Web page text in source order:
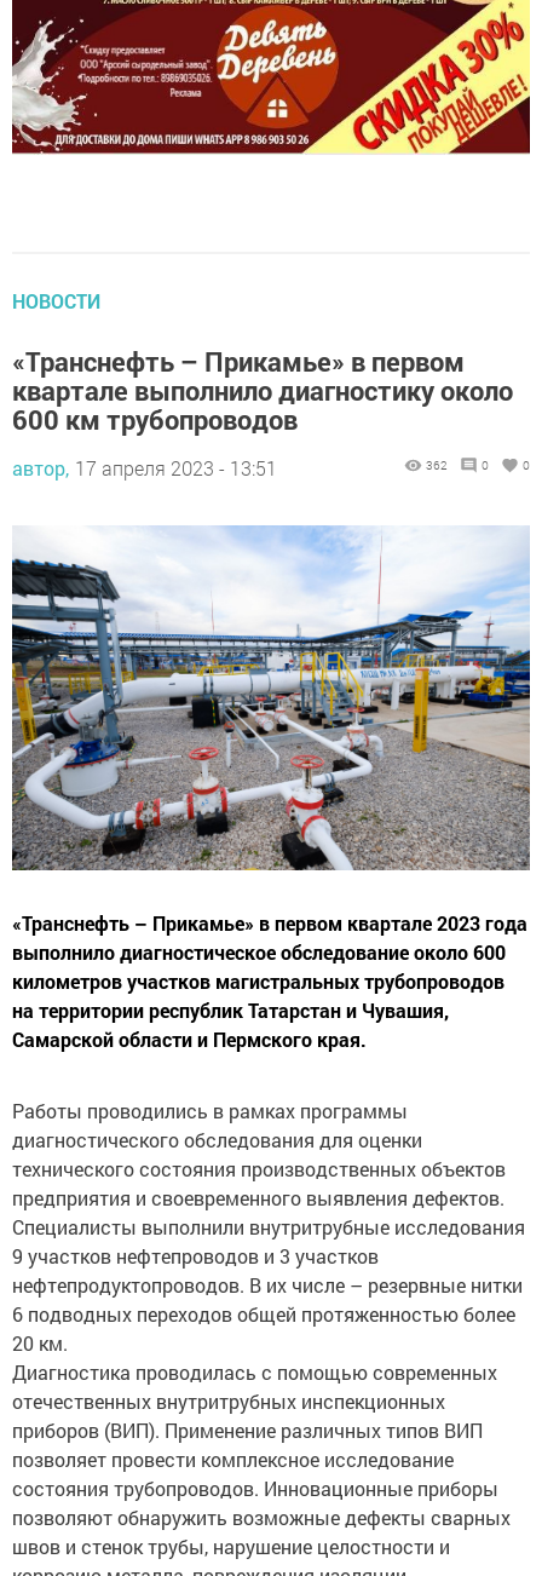
«Транснефть – Прикамье» в первом
квартале выполнило диагностику около
600 км трубопроводов
выполнило диагностическое обследование около 600
километров участков магистральных трубопроводов
на территории республик Татарстан и Чувашия,
Самарской области и Пермского края.
диагностического обследования для оценки
технического состояния производственных объектов
предприятия и своевременного выявления дефектов.
Специалисты выполнили внутритрубные исследования
9 участков нефтепроводов и 3 участков
нефтепродуктопроводов. В их числе – резервные нитки
6 подводных переходов общей протяженностью более
20 км.
Диагностика проводилась с помощью современных
отечественных внутритрубных инспекционных
приборов (ВИП). Применение различных типов ВИП
позволяет провести комплексное исследование
состояния трубопроводов. Инновационные приборы
позволяют обнаружить возможные дефекты сварных
швов и стенок трубы, нарушение целостности и
коррозию металла, повреждения изоляции.